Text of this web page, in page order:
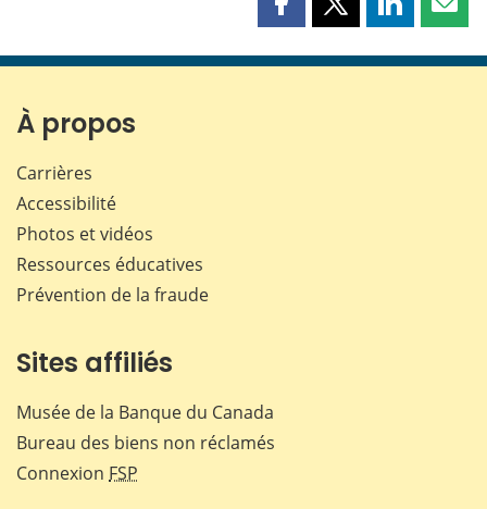
Partager
page
Partager
page
Partager
page page
À propos
Carrières
Accessibilité
Photos et vidéos
Ressources éducatives
Prévention de la fraude
Sites affiliés
Musée de la Banque du Canada
Bureau des biens non réclamés
Connexion FSP